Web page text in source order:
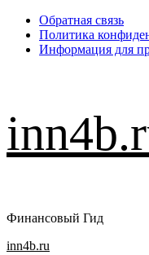
Перейти
содержимому
Обратная связь
Политика
Информация для
Финансовый Гид
Основное
inn4b.ru